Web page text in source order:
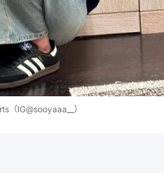
（IG@sooyaaa__）